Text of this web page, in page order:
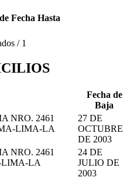
Fecha Hasta
/ 1
Fecha de
Baja
NRO. 2461
LIMA-LA
27 DE
OCTUBRE
DE 2003
NRO. 2461
LIMA-LA
24 DE
JULIO DE
2003